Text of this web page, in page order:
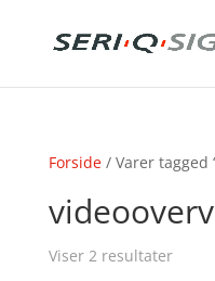
Forside/ Varer tagged
Viser 2 resultater